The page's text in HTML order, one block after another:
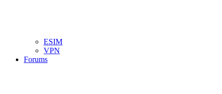
ESIM
VPN
Forums